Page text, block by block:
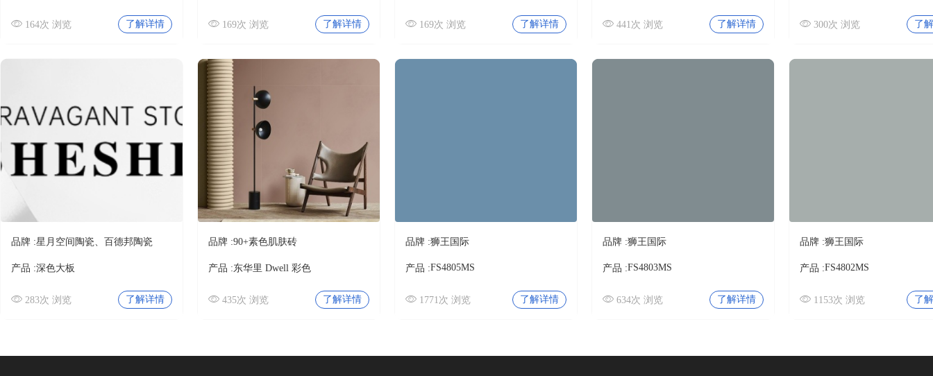
浴缸
卫浴配套
岩板/大板
岩板
定制大板
天然石纹岩板
特殊纹理岩板
配套
佛山市博之达建材有限公司
佛山市博之达建材有限公司
拿破仑
彩虹金莎
佛山市博之达建材有限公司
KOCOC
164次 浏览 了解详情 169次 浏览 了解详情 169次 浏览 了解详情 441次 浏览 了解详情 300次 浏览 了
品牌 :星月空间陶瓷、百德邦陶瓷
产品 :深色大板
283次 浏览 了解详情
品牌 :90+素色肌肤砖
产品 :东华里 Dwell 彩色
435次 浏览 了解详情
品牌 :狮王国际
产品 :FS4805MS
1771次 浏览 了解详情
品牌 :狮王国际
产品 :FS4803MS
634次 浏览 了解详情
品牌 :狮王国际
产品 :FS4802MS
1153次 浏览 了